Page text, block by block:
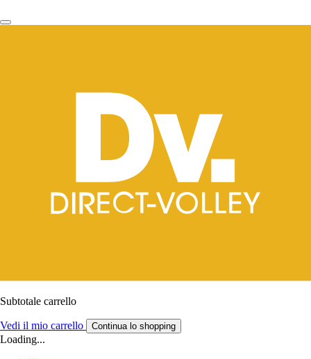
Subtotale carrello
Vedi il mio carrello Continua lo shopping
Loading...